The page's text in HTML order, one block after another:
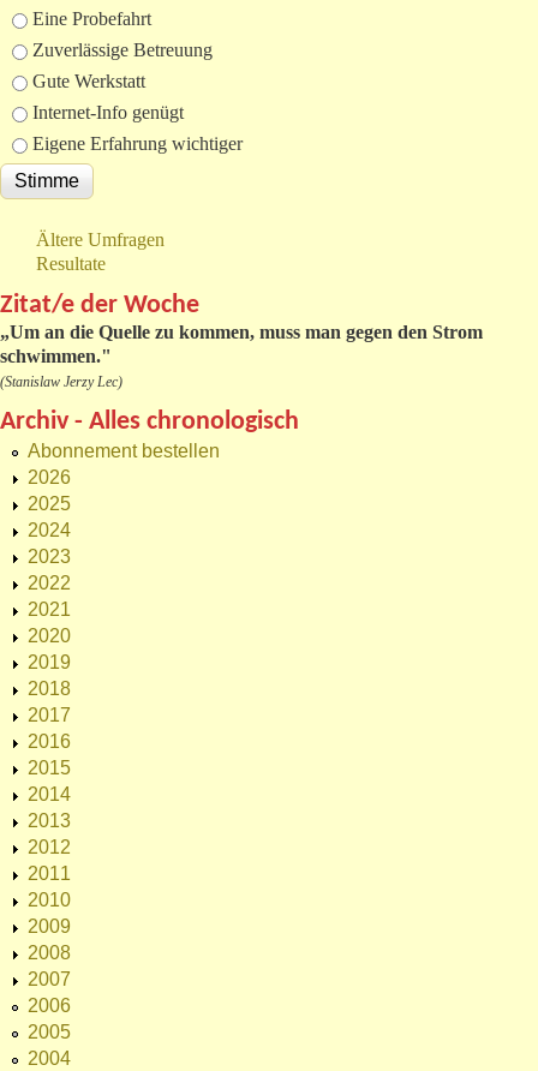
Eine Probefahrt
Zuverlässige Betreuung
Gute Werkstatt
Internet-Info genügt
Eigene Erfahrung wichtiger
Ältere Umfragen
Resultate
Zitat/e der Woche
„Um an die Quelle zu kommen, muss man gegen den Strom
schwimmen."
(Stanislaw Jerzy Lec)
Archiv - Alles chronologisch
Abonnement bestellen
2026
2025
2024
2023
2022
2021
2020
2019
2018
2017
2016
2015
2014
2013
2012
2011
2010
2009
2008
2007
2006
2005
2004